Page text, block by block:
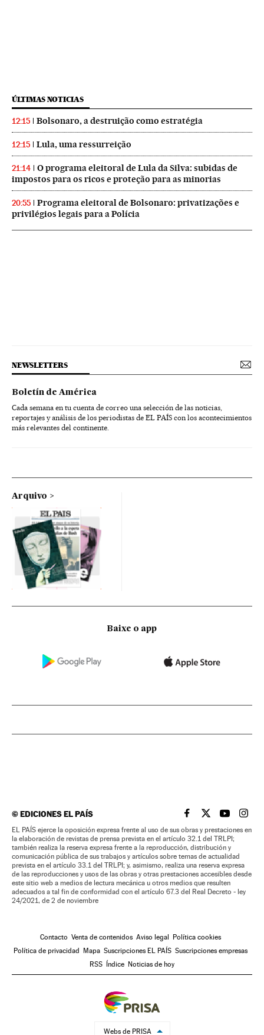
ÚLTIMAS NOTICIAS
12:15 Bolsonaro, a destruição como estratégia
12:15 Lula, uma ressurreição
21:14
O programa eleitoral de Lula da Silva: subidas de
impostos para os ricos e proteção para as minorias
20:55
Programa eleitoral de Bolsonaro: privatizações e
privilégios legais para a Polícia
NEWSLETTERS
Boletín de América
Cada semana en tu cuenta de correo una selección de las noticias,
reportajes y análisis de los periodistas de EL PAÍS con los acontecimientos
más relevantes del continente.
Arquivo
Baixe o app
©EDICIONES EL PAÍS EL PAÍS BRASIL EN
EL PAÍSEL PAÍS
EL
EL PAÍS ejerce la oposición expresa frente al uso de sus obras y prestaciones en
la elaboración de revistas de prensa prevista en el artículo 32.1 del TRLPI;
también realiza la reserva expresa frente a la reproducción, distribución y
comunicación pública de sus trabajos y artículos sobre temas de actualidad
prevista en el artículo 33.1 del TRLPI; y, asimismo, realiza una reserva expresa
de las reproducciones y usos de las obras y otras prestaciones accesibles desde
este sitio web a medios de lectura mecánica u otros medios que resulten
adecuados a tal fin de conformidad con el artículo 67.3 del Real Decreto - ley
24/2021, de 2 de noviembre
Contacto Venta de contenidos Aviso legal Política cookies
Política de privacidad Mapa Suscripciones EL PAÍS Suscripciones empresas
RSS Índice Noticias de hoy
Webs de PRISA